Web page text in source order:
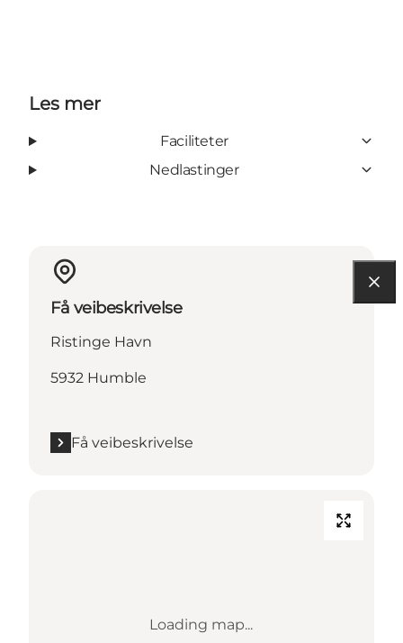
Les mer
Faciliteter
Nedlastinger
Få veibeskrivelse
Ristinge Havn
5932 Humble
Få veibeskrivelse
Loading map...